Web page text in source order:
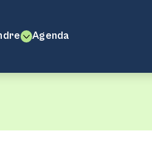
Agenda